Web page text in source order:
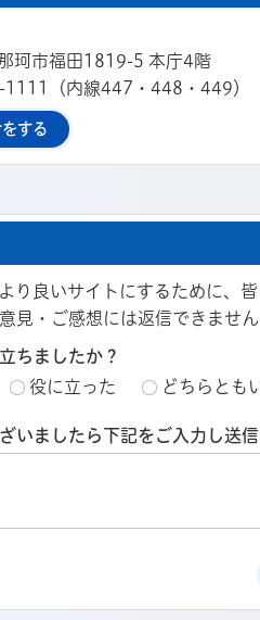
珂市福田1819-5 本庁4階
（内線447・448・449）
する
り良いサイトにするために、
見・ご感想には返信できません
ちましたか？
役に立った どちらとも
いましたら下記をご入力し送信